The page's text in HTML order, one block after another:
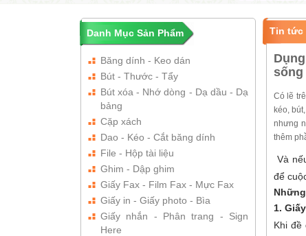
Danh Mục Sản Phẩm
Băng dính - Keo dán
Bút - Thước - Tẩy
Bút xóa - Nhớ dòng - Dạ dầu - Dạ
bảng
Cặp xách
Dao - Kéo - Cắt băng dính
File - Hộp tài liệu
Ghim - Dập ghim
Giấy Fax - Film Fax - Mực Fax
Giấy in - Giấy photo - Bìa
Giấy nhắn - Phân trang - Sign
Here
Tin tức
sống
Có lẽ
kéo,
nhưng
thêm
Và
để
1. Giấy
Khi đề